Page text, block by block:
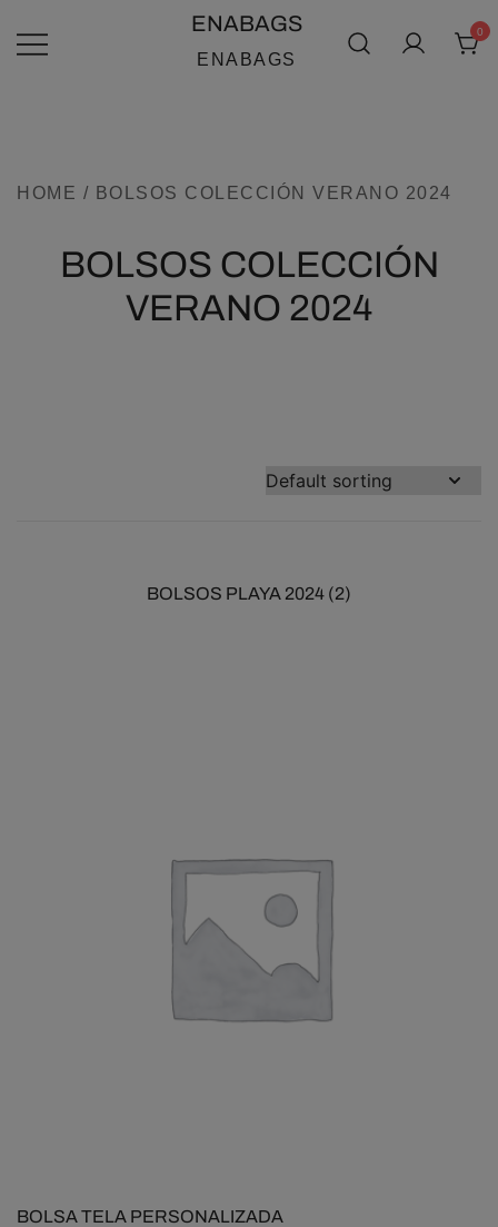
AL
ENABAGS
ENABAGS
0
HOME / BOLSOS COLECCIÓN VERANO 2024
BOLSOS COLECCIÓN
VERANO 2024
BOLSOS PLAYA 2024 (2)
BOLSA TELA PERSONALIZADA